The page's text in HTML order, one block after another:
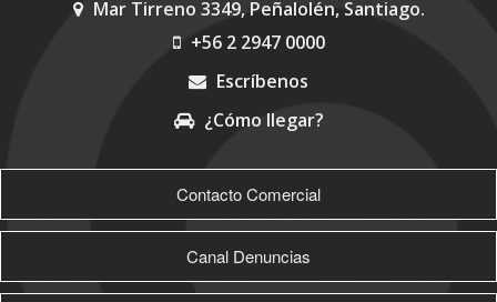
Mar Tirreno 3349, Peñalolén, Santiago.
+56 2 2947 0000
Escríbenos
¿Cómo llegar?
Contacto Comercial
Canal Denuncias